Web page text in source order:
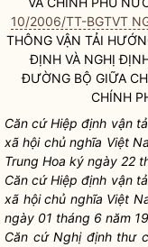
10/2006/TT-BGTVT
THÔNG VẬN TẢI
ĐỊNH VÀ NGHỊ
ĐƯỜNG BỘ GIỮA
CHÍNH
Căn cứ Hiệp định vận
xã hội chủ nghĩa Việt
Trung Hoa ký ngày 22
Căn cứ Hiệp định vận
xã hội chủ nghĩa Việt
ngày 01 tháng 6 năm
Căn cứ Nghị định thư